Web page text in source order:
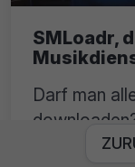
SMLoadr,
Darf man
gegen